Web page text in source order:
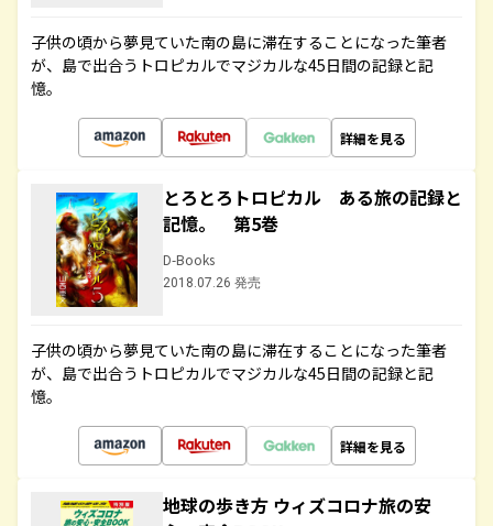
子供の頃から夢見ていた南の島に滞在することになった筆者
が、島で出合うトロピカルでマジカルな45日間の記録と記
憶。
詳細を見る
とろとろトロピカル ある旅の記録と
記憶。 第5巻
D-Books
2018.07.26 発売
子供の頃から夢見ていた南の島に滞在することになった筆者
が、島で出合うトロピカルでマジカルな45日間の記録と記
憶。
詳細を見る
地球の歩き方 ウィズコロナ旅の安